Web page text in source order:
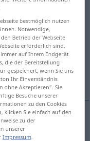
antippen)
Schüssel
bestmöglich nutzen
Notwendige,
Betrieb der Webseite
erforderlich sind,
auf Ihrem Endgerät
die der Bereitstellung
gespeichert, wenn Sie uns
Ihr Einverständnis
ohne Akzeptieren“. Sie
Besuche unserer
zu den Cookies
klicken Sie einfach auf den
zu der
unserer
Impressum.